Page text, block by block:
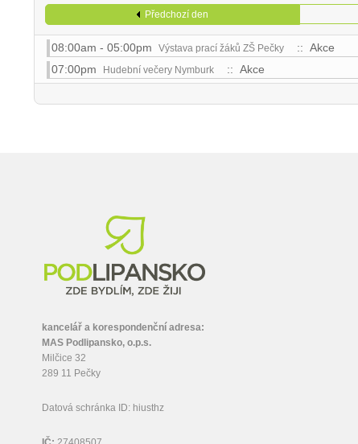
Předchozí den
08:00am - 05:00pm Výstava prací žáků ZŠ Pečky
:: Akce
07:00pm
Hudební večery Nymburk :: Akce
kancelář a korespondenční adresa:
MAS Podlipansko, o.p.s.
Milčice 32
289 11 Pečky
Datová schránka ID: hiusthz